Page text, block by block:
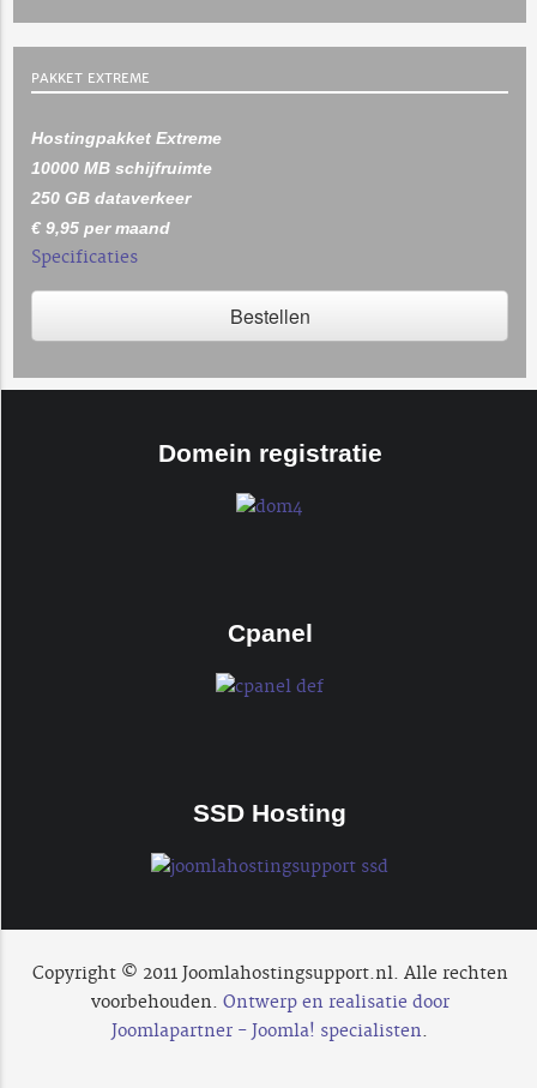
PAKKET EXTREME
Hostingpakket Extreme
10000 MB schijfruimte
250 GB dataverkeer
€ 9,95 per maand
Specificaties
Bestellen
Domein registratie
Cpanel
SSD Hosting
Copyright © 2011 Joomlahostingsupport.nl. Alle rechten
voorbehouden. Ontwerp en realisatie door
Joomlapartner - Joomla! specialisten.